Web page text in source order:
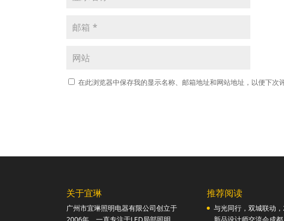
在此浏览器中保存我的显示名称、邮箱地址和网站地址，以便下次
关于宜琳
广州市宜琳照明电器有限公司创立于
推荐阅读
与光同行，双城联动